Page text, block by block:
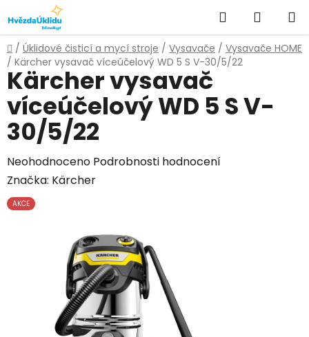
na
obsah
Hledat
KOŠÍK
Domů
/ Úklidové čisticí a mycí stroje / Vysavače / Vysavače HOME
/ Kärcher vysavač víceúčelový WD 5 S V-30/5/22
Kärcher vysavač
víceúčelový WD 5 S V-
30/5/22
Průměrné
hodnocení
produktu
Neohodnoceno Podrobnosti hodnocení
Značka: Kärcher
AKCE